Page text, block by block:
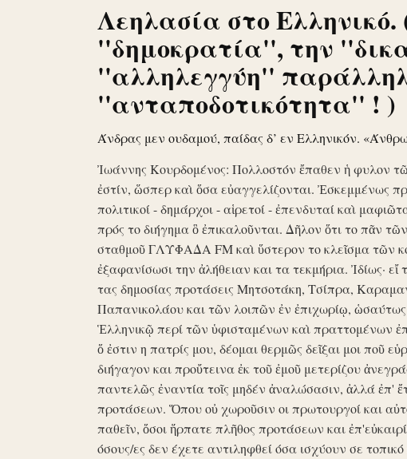
Λεηλασία στο
''δημοκρατία'', την
''αλληλεγγύη''
''ανταποδοτικότητα'' ! )
Άνδρας μεν ουδαμού, παίδας δ’ εν Ελληνικόν.
Ἰωάννης Κουρδομένος: Πολλοστόν ἔπαθεν ἡ φυλον
ἐστίν, ὥσπερ καὶ ὅσα εὐαγγελίζονται. Ἐσκεμμένως
πολιτικοί - δημάρχοι - αἱρετοί - ἐπενδυταί καὶ
πρός το διήγημα ὃ ἐπικαλοῦνται. Δῆλον ὅτι το πᾶν
σταθμοῦ ΓΛΥΦΑΔΑ FM καὶ ὕστερον το κλεῖσμα τῶν
ἐξαφανίσωσι την ἀλήθειαν και τα τεκμήρια. Ἰδίως·
τας δημοσίας προτάσεις Μητσοτάκη, Τσίπρα,
Παπανικολάου και τῶν λοιπῶν ἐν ἐπιχωρίῳ,
Ἑλληνικῷ περί τῶν ὑφισταμένων καὶ πραττομένων
ὅ ἐστιν η πατρίς μου, δέομαι θερμῶς δεῖξαι μοι ποῦ
διήγαγον και προὔτεινα ἐκ τοῦ ἐμοῦ μετερίζου
παντελῶς ἐναντία τοῖς μηδέν ἀναλώσασιν, ἀλλά ἐπ'
προτάσεων. Ὅπου οὐ χωροῦσιν οι πρωτουργοί και
παθεῖν, ὅσοι ἥρπατε πλῆθος προτάσεων και
όσους/ες δεν έχετε αντιληφθεί όσα ισχύουν σε